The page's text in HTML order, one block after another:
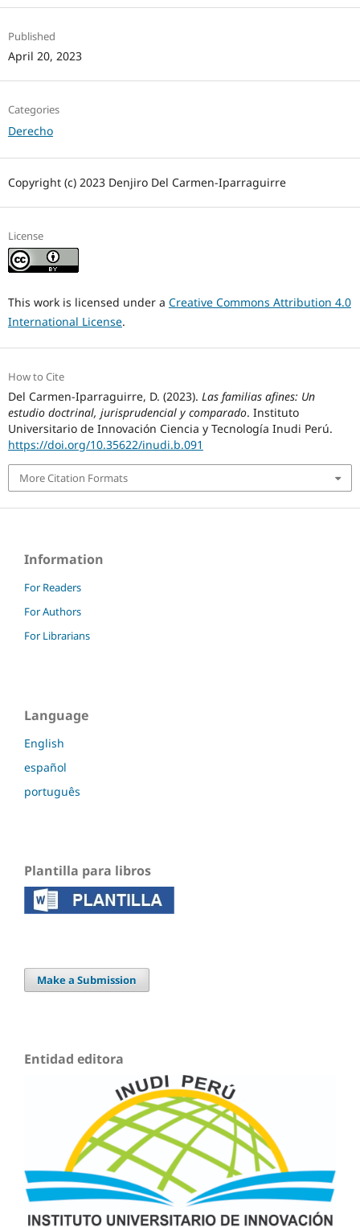
Published
April 20, 2023
Categories
Derecho
Copyright (c) 2023 Denjiro Del Carmen-Iparraguirre
License
This work is licensed under a Creative Commons Attribution 4.0
International License.
How to Cite
Del Carmen-Iparraguirre, D. (2023). Las familias afines: Un
estudio doctrinal, jurisprudencial y comparado. Instituto
Universitario de Innovación Ciencia y Tecnología Inudi Perú.
https://doi.org/10.35622/inudi.b.091
More Citation Formats
Information
For Readers
For Authors
For Librarians
Language
English
español
português
Plantilla para libros
Make a Submission
Entidad editora